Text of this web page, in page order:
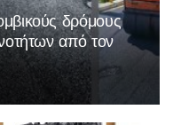
δρόμους
από τον